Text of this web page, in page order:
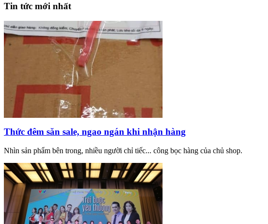
Tin tức mới nhất
Thức đêm săn sale, ngao ngán khi nhận hàng
Nhìn sản phẩm bên trong, nhiều người chỉ tiếc... công bọc hàng của chủ shop.